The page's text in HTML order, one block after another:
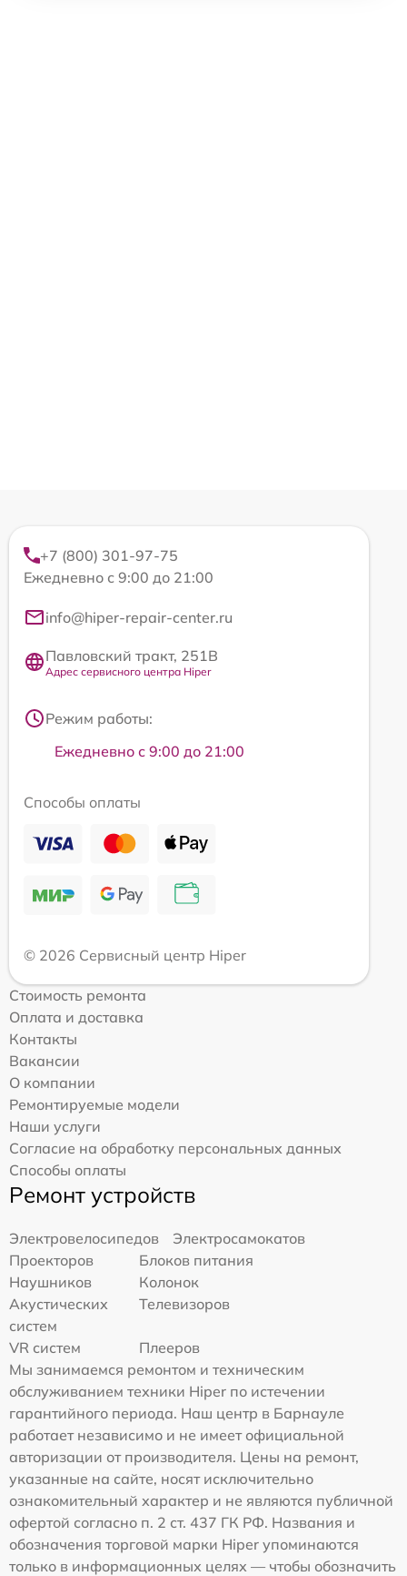
+7 (800) 301-97-75
Ежедневно с 9:00 до 21:00
info@hiper-repair-center.ru
Павловский тракт, 251В
Адрес сервисного центра Hiper
Режим работы:
Ежедневно с 9:00 до 21:00
Способы оплаты
© 2026 Сервисный центр Hiper
Стоимость ремонта
Оплата и доставка
Контакты
Вакансии
О компании
Ремонтируемые модели
Наши услуги
Согласие на обработку персональных данных
Способы оплаты
Ремонт устройств
Электровелосипедов
Электросамокатов
Проекторов
Блоков питания
Наушников
Колонок
Акустических
систем
Телевизоров
VR систем
Плееров
Мы занимаемся ремонтом и техническим
обслуживанием техники Hiper по истечении
гарантийного периода. Наш центр в Барнауле
работает независимо и не имеет официальной
авторизации от производителя. Цены на ремонт,
указанные на сайте, носят исключительно
ознакомительный характер и не являются публичной
офертой согласно п. 2 ст. 437 ГК РФ. Названия и
обозначения торговой марки Hiper упоминаются
только в информационных целях — чтобы обозначить